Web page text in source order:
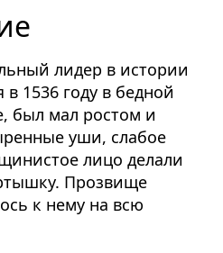
лидер в истории
1536 году в бедной
был мал ростом и
уши, слабое
лицо делали
Прозвище
к нему на всю